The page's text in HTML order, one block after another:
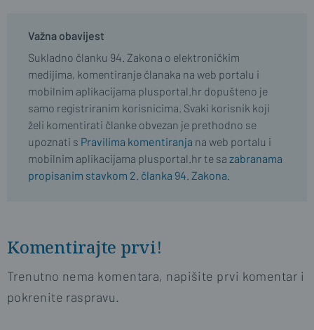
Važna obavijest
Sukladno članku 94. Zakona o elektroničkim
medijima, komentiranje članaka na web portalu i
mobilnim aplikacijama plusportal.hr dopušteno je
samo registriranim korisnicima. Svaki korisnik koji
želi komentirati članke obvezan je prethodno se
upoznati s Pravilima komentiranja na web portalu i
mobilnim aplikacijama plusportal.hr te sa zabranama
propisanim stavkom 2. članka 94. Zakona.
Komentirajte prvi!
Trenutno nema komentara, napišite prvi komentar i
pokrenite raspravu.